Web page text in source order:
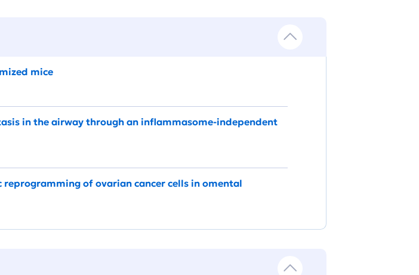
mice
in the airway through an inflammasome-independent
of ovarian cancer cells in omental